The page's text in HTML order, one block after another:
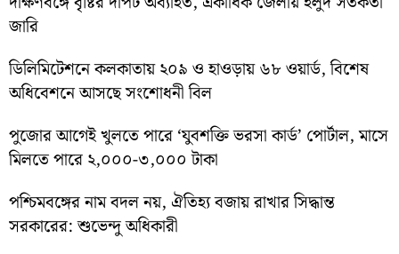
জারি
ডিলিমিটেশনে কলকাতায় ২০৯ ও হাওড়ায় ৬৮ ওয়ার্ড, বিশেষ
অধিবেশনে আসছে সংশোধনী বিল
পুজোর আগেই খুলতে পারে ‘যুবশক্তি ভরসা কার্ড’ পোর্টাল, মাসে
মিলতে পারে ২,০০০-৩,০০০ টাকা
পশ্চিমবঙ্গের নাম বদল নয়, ঐতিহ্য বজায় রাখার সিদ্ধান্ত
সরকারের: শুভেন্দু অধিকারী